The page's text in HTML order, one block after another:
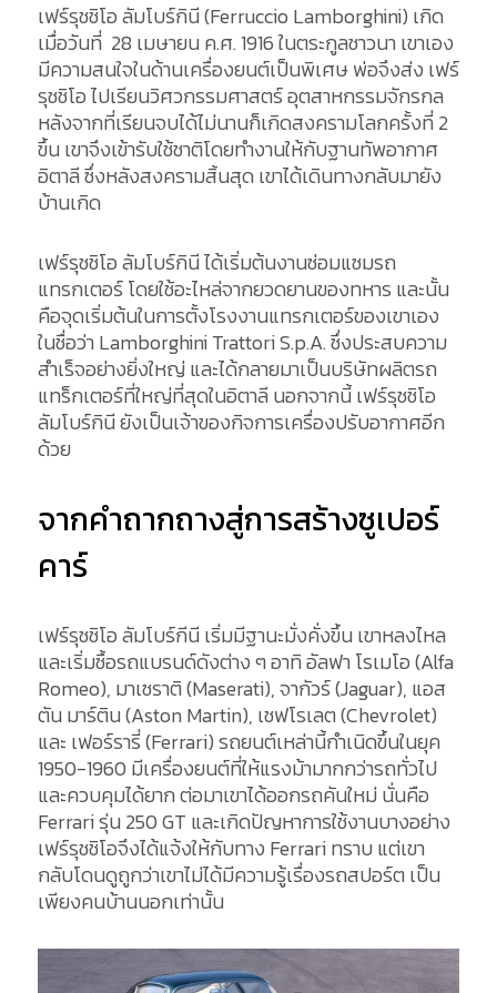
เฟร์รุชชิโอ ลัมโบร์กินี (Ferruccio Lamborghini) เกิด
เมื่อวันที่ 28 เมษายน ค.ศ. 1916 ในตระกูลชาวนา เขาเอง
มีความสนใจในด้านเครื่องยนต์เป็นพิเศษ พ่อจึงส่ง เฟร์
รุชชิโอ ไปเรียนวิศวกรรมศาสตร์ อุตสาหกรรมจักรกล
หลังจากที่เรียนจบได้ไม่นานก็เกิดสงครามโลกครั้งที่ 2
ขึ้น เขาจึงเข้ารับใช้ชาติโดยทำงานให้กับฐานทัพอากาศ
อิตาลี ซึ่งหลังสงครามสิ้นสุด เขาได้เดินทางกลับมายัง
บ้านเกิด
เฟร์รุชชิโอ ลัมโบร์กินี ได้เริ่มต้นงานซ่อมแซมรถ
แทรกเตอร์ โดยใช้อะไหล่จากยวดยานของทหาร และนั้น
คือจุดเริ่มต้นในการตั้งโรงงานแทรกเตอร์ของเขาเอง
ในชื่อว่า Lamborghini Trattori S.p.A. ซึ่งประสบความ
สำเร็จอย่างยิ่งใหญ่ และได้กลายมาเป็นบริษัทผลิตรถ
แทร็กเตอร์ที่ใหญ่ที่สุดในอิตาลี นอกจากนี้ เฟร์รุชชิโอ
ลัมโบร์กินี ยังเป็นเจ้าของกิจการเครื่องปรับอากาศอีก
ด้วย
จากคำถากถางสู่การสร้างซูเปอร์
คาร์
เฟร์รุชชิโอ ลัมโบร์กีนี เริ่มมีฐานะมั่งคั่งขึ้น เขาหลงไหล
และเริ่มซื้อรถแบรนด์ดังต่าง ๆ อาทิ อัลฟา โรเมโอ (Alfa
Romeo), มาเซราติ (Maserati), จากัวร์ (Jaguar), แอส
ตัน มาร์ติน (Aston Martin), เชฟโรเลต (Chevrolet)
และ เฟอร์รารี่ (Ferrari) รถยนต์เหล่านี้กำเนิดขึ้นในยุค
1950-1960 มีเครื่องยนต์ที่ให้แรงม้ามากกว่ารถทั่วไป
และควบคุมได้ยาก ต่อมาเขาได้ออกรถคันใหม่ นั่นคือ
Ferrari รุ่น 250 GT และเกิดปัญหาการใช้งานบางอย่าง
เฟร์รุชชิโอจึงได้แจ้งให้กับทาง Ferrari ทราบ แต่เขา
กลับโดนดูถูกว่าเขาไม่ได้มีความรู้เรื่องรถสปอร์ต เป็น
เพียงคนบ้านนอกเท่านั้น